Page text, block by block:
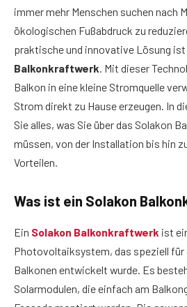
immer mehr Menschen suchen nach
ökologischen Fußabdruck zu
praktische und innovative Lösung ist
Balkonkraftwerk . Mit dieser
Balkon in eine kleine Stromquelle
Strom direkt zu Hause erzeugen. In
Sie alles, was Sie über das Solakon
müssen, von der Installation bis hin
Vorteilen.
Was ist ein Solakon
Ein Solakon Balkonkraftwerk ist
Photovoltaiksystem, das speziell für
Balkonen entwickelt wurde. Es
Solarmodulen, die einfach am